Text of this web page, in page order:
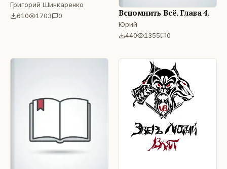
Григорий Шинкаренко
610
1703 0 Вспомнить Всё. Глава 4.
Юрий
440
1355 0